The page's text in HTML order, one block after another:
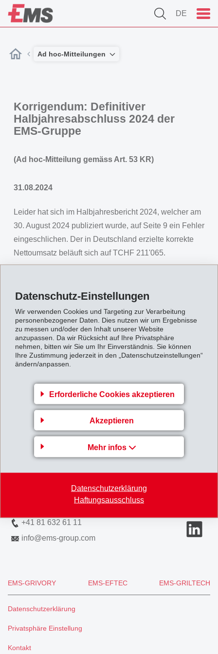
Datenschutz-Einstellungen
Wir verwenden Cookies und Targeting zur Verarbeitung
personenbezogener Daten. Dies nutzen wir um Ergebnisse
zu messen und/oder den Inhalt unserer Website
anzupassen. Da wir Rücksicht auf Ihre Privatsphäre
nehmen, bitten wir Sie um Ihr Einverständnis. Sie können
Ihre Zustimmung jederzeit in den „Datenschutzeinstellungen“
ändern/anpassen.
Erforderliche Cookies akzeptieren
Akzeptieren
Mehr infos
Datenschutzerklärung
Haftungsausschluss
DE
Ad hoc-Mitteilungen
Korrigendum: Definitiver
Halbjahresabschluss 2024 der
EMS-Gruppe
(Ad hoc-Mitteilung gemäss Art. 53 KR)
31.08.2024
Leider hat sich im Halbjahresbericht 2024, welcher am
30. August 2024 publiziert wurde, auf Seite 9 ein Fehler
eingeschlichen. Der in Deutschland erzielte korrekte
Nettoumsatz beläuft sich auf TCHF 211'065.
Halbjahresbericht befindet sich ab sofort auf
http://www.emsgroup. com/geschaefts-finanzberichte
MM - Korrigendum: Definitiver
Halbjahresabschluss 2024 der EMS-Gruppe
EMS-CHEMIE AG
Via Innovativa 1
7013 Domat/Ems
+41 81 632 61 11
info@ems-group.com
EMS-GRIVORY EMS-EFTEC EMS-GRILTECH
Datenschutzerklärung
Privatsphäre Einstellung
Kontakt